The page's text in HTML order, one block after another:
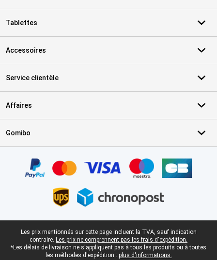
Tablettes
Accessoires
Service clientèle
Affaires
Gomibo
Pied-de-page légal
Les prix mentionnés sur cette page incluent la TVA, sauf indication
contraire. Les prix ne comprennent pas les frais d'expédition.
*Les délais de livraison ne s'appliquent pas à tous les produits ou à toutes
les méthodes d'expédition : plus d'informations.